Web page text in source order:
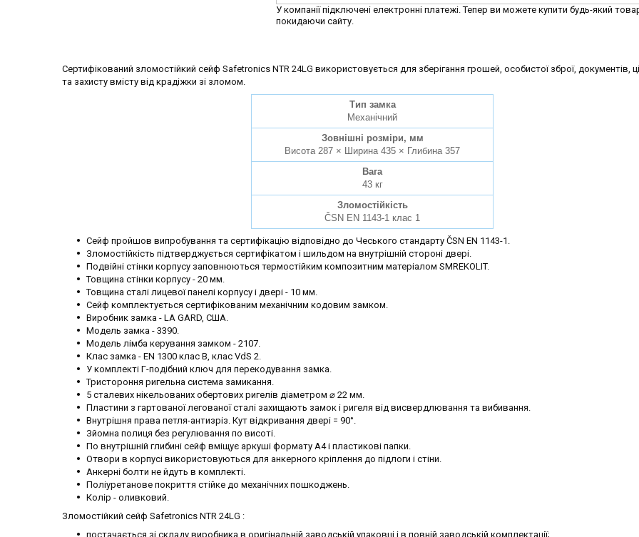
У компанії підключені електронні платежі. Тепер ви можете купити будь-який
покидаючи сайту.
Сертифікований зломостійкий сейф Safetronics NTR 24LG використовується для зберігання грошей, особистої зброї, документів,
та захисту вмісту від крадіжки зі зломом.
Тип замка
Механічний
Зовнішні розміри, мм
Висота 287 × Ширина 435 × Глибина 357
Вага
43 кг
Зломостійкість
ČSN EN 1143-1 клас 1
Сейф пройшов випробування та сертифікацію відповідно до Чеського стандарту ČSN EN 1143-1.
Зломостійкість підтверджується сертифікатом і шильдом на внутрішній стороні двері.
Подвійні стінки корпусу заповнюються термостійким композитним матеріалом SMREKOLIT.
Товщина стінки корпусу - 20 мм.
Товщина сталі лицевої панелі корпусу і двері - 10 мм.
Сейф комплектується сертифікованим механічним кодовим замком.
Виробник замка - LA GARD, США.
Модель замка - 3390.
Модель лімба керування замком - 2107.
Клас замка - EN 1300 клас B, клас VdS 2.
У комплекті Г-подібний ключ для перекодування замка.
Тристороння ригельна система замикання.
5 сталевих нікельованих обертових ригелів діаметром ⌀ 22 мм.
Пластини з гартованої легованої сталі захищають замок і ригеля від висвердлювання та вибивання.
Внутрішня права петля-антизріз. Кут відкривання двері = 90°.
Зйомна полиця без регулювання по висоті.
По внутрішній глибині сейф вміщує аркуші формату А4 і пластикові папки.
Отвори в корпусі використовуються для анкерного кріплення до підлоги і стіни.
Анкерні болти не йдуть в комплекті.
Поліуретанове покриття стійке до механічних пошкоджень.
Колір - оливковий.
Зломостійкий сейф Safetronics NTR 24LG :
постачається зі складу виробника в оригінальній заводській упаковці і в повній заводській комплектації;